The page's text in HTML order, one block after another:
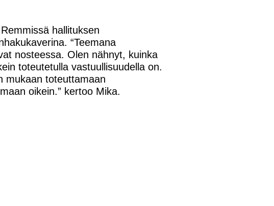
hallituksen
“Teemana
nosteessa. Olen nähnyt, kuinka
toteutetulla vastuullisuudella on.
mukaan toteuttamaan
oikein.” kertoo Mika.